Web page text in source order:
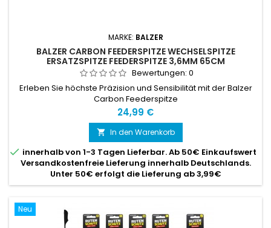
MARKE: BALZER
BALZER CARBON FEEDERSPITZE WECHSELSPITZE
ERSATZSPITZE FEEDERSPITZE 3,6MM 65CM
Bewertungen: 0
Erleben Sie höchste Präzision und Sensibilität mit der Balzer
Carbon Feederspitze
Preis
24,99 €
 In den Warenkorb
 innerhalb von 1-3 Tagen Lieferbar. Ab 50€ Einkaufswert
Versandkostenfreie Lieferung innerhalb Deutschlands.
Unter 50€ erfolgt die Lieferung ab 3,99€
Neu